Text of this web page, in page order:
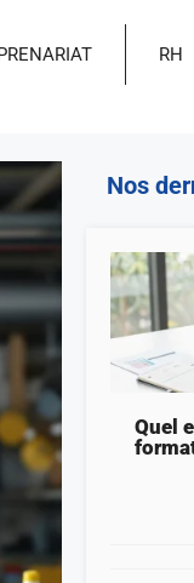
RH
Nos
Quel